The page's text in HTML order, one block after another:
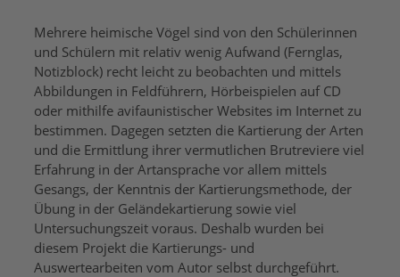
Mehrere heimische Vögel sind von den Schülerinnen
und Schülern mit relativ wenig Aufwand (Fernglas,
Notizblock) recht leicht zu beobachten und mittels
Abbildungen in Feldführern, Hörbeispielen auf CD
oder mithilfe avifaunistischer Websites im Internet zu
bestimmen. Dagegen setzten die Kartierung der Arten
und die Ermittlung ihrer vermutlichen Brutreviere viel
Erfahrung in der Artansprache vor allem mittels
Gesangs, der Kenntnis der Kartierungsmethode, der
Übung in der Geländekartierung sowie viel
Untersuchungszeit voraus. Deshalb wurden bei
diesem Projekt die Kartierungs- und
Auswertearbeiten vom Autor selbst durchgeführt.